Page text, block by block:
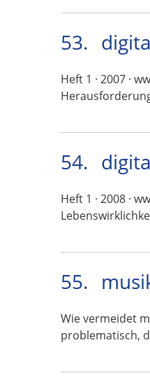
53.
Heft 1 · 2007 ·
54.
Heft 1 · 2008 ·
55.
Wie vermeidet
problematisch,